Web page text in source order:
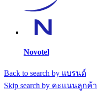
Novotel
Back to search by แบรนด์
Skip search by คะแนนลูกค้า